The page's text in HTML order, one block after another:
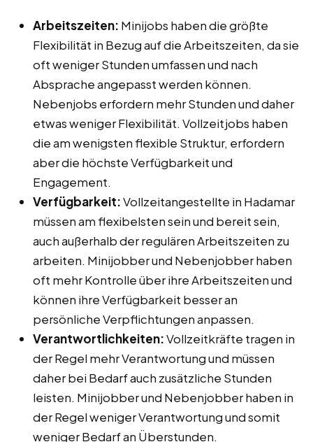
Arbeitszeiten: Minijobs haben die größte
Flexibilität in Bezug auf die Arbeitszeiten, da sie
oft weniger Stunden umfassen und nach
Absprache angepasst werden können.
Nebenjobs erfordern mehr Stunden und daher
etwas weniger Flexibilität. Vollzeitjobs haben
die am wenigsten flexible Struktur, erfordern
aber die höchste Verfügbarkeit und
Engagement.
Verfügbarkeit:Vollzeitangestellte in Hadamar
müssen am flexibelsten sein und bereit sein,
auch außerhalb der regulären Arbeitszeiten zu
arbeiten. Minijobber und Nebenjobber haben
oft mehr Kontrolle über ihre Arbeitszeiten und
können ihre Verfügbarkeit besser an
persönliche Verpflichtungen anpassen.
Verantwortlichkeiten:Vollzeitkräfte tragen in
der Regel mehr Verantwortung und müssen
daher bei Bedarf auch zusätzliche Stunden
leisten. Minijobber und Nebenjobber haben in
der Regel weniger Verantwortung und somit
weniger Bedarf an Überstunden.